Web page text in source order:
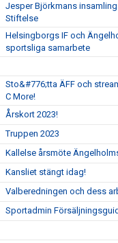
Jesper Björkmans
Stiftelse
Helsingborgs IF och
sportsliga samarbete
Sto&#776;tta ÄFF och
C More!
Årskort 2023!
Truppen 2023
Kallelse årsmöte
Kansliet stängt idag!
Valberedningen och dess
Sportadmin